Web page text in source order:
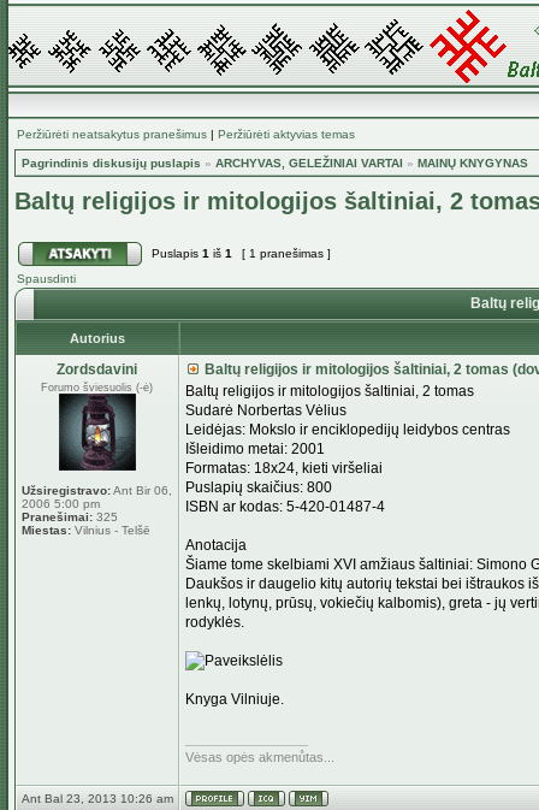
Peržiūrėti neatsakytus pranešimus | Peržiūrėti aktyvias temas
Pagrindinis diskusijų puslapis » ARCHYVAS, GELEŽINIAI VARTAI » MAINŲ KNYGYNAS
Baltų religijos ir mitologijos šaltiniai, 2
Puslapis 1 iš 1
[ 1 pranešimas ]
Spausdinti
Baltų
Autorius
Zordsdavini
Forumo šviesuolis (-ė)
Užsiregistravo:Ant Bir 06,
2006 5:00 pm
Pranešimai: 325
Miestas: Vilnius - Telšē
Baltų religijos ir mitologijos šaltiniai, 2 tomas
Baltų religijos ir mitologijos šaltiniai, 2 tomas
Sudarė Norbertas Vėlius
Leidėjas: Mokslo ir enciklopedijų leidybos centras
Išleidimo metai: 2001
Formatas: 18x24, kieti viršeliai
Puslapių skaičius: 800
ISBN ar kodas: 5-420-01487-4
Anotacija
Šiame tome skelbiami XVI amžiaus šaltiniai: Simono
Daukšos ir daugelio kitų autorių tekstai bei ištraukos
lenkų, lotynų, prūsų, vokiečių kalbomis), greta - jų
rodyklės.
Knyga Vilniuje.
Vėsas opės akmenůtas...
Ant Bal 23, 2013 10:26 am